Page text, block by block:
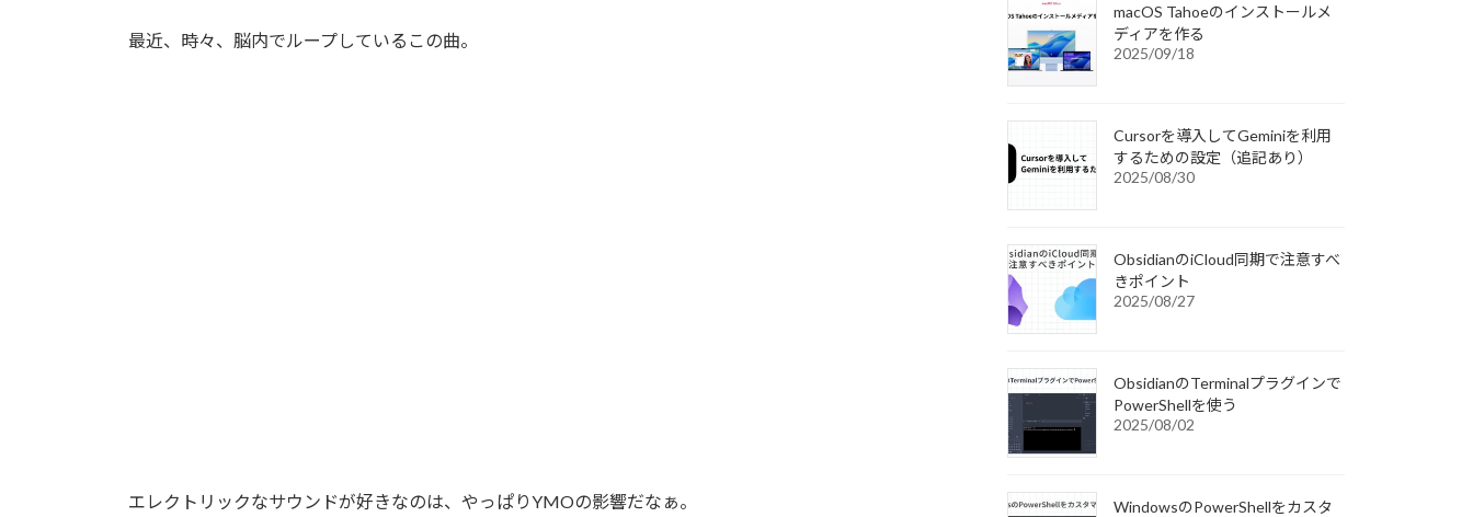
最近、時々、脳内でループしているこの曲。
エレクトリックなサウンドが好きなのは、やっぱりYMOの影響だなぁ。
macOS Tahoeのインストールメ
ディアを作る
2025/09/18
Cursorを導入してGeminiを利用
するための設定（追記あり）
2025/08/30
ObsidianのiCloud同期で注意すべ
きポイント
2025/08/27
ObsidianのTerminalプラグインで
PowerShellを使う
2025/08/02
WindowsのPowerShellをカスタ